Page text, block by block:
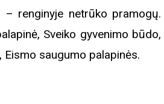
renginyje netrūko pramogų.
Sveiko gyvenimo būdo,
Eismo saugumo palapinės.